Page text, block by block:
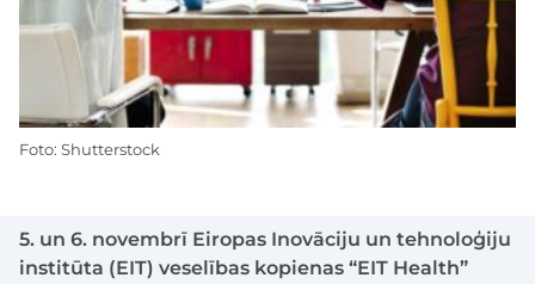
5. un 6. novembrī Eiropas Inovāciju un tehnoloģiju
institūta (EIT) veselības kopienas “EIT Health”
Foto: Shutterstock